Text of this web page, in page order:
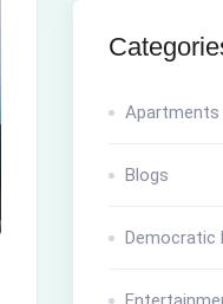
Apartments
Blogs
Democratic